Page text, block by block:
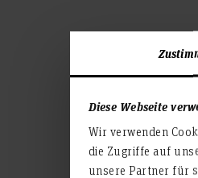
Diese Webseite
Wir verwenden
die Zugriffe auf
unsere Partner für
Die
Schaut gerne